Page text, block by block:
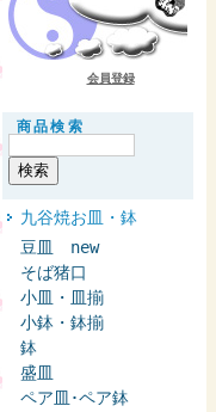
会員登録
商品検索
九谷焼お皿・鉢
豆皿 new
そば猪口
小皿・皿揃
小鉢・鉢揃
鉢
盛皿
ペア皿･ペア鉢